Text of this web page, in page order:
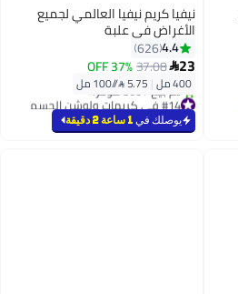
نيفيا كريم نيفيا العالمي لجميع
الأغراض في علبة
4.4
626
23
37.08
37% OFF
400 مل |
#14 في كريمات ولوشن الجسم
بتخلّص بسرعة
تم بيع +860 مؤخرًا
يوصلك في 1 ساعة 2 دقيقة